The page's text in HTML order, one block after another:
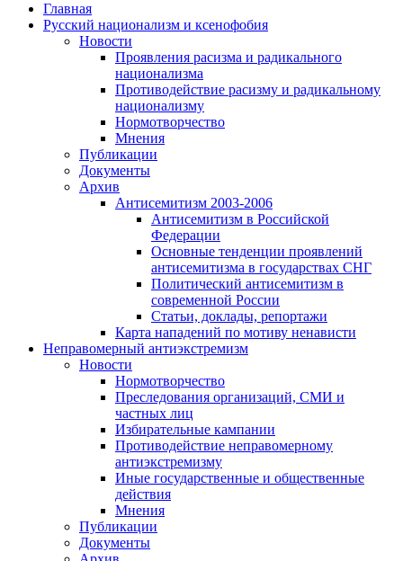
Главная
Русский национализм и ксенофобия
Новости
Проявления расизма и радикального
национализма
Противодействие расизму и радикальному
национализму
Нормотворчество
Мнения
Публикации
Документы
Архив
Антисемитизм 2003-2006
Антисемитизм в Российской
Федерации
Основные тенденции проявлений
антисемитизма в государствах СНГ
Политический антисемитизм в
современной России
Статьи, доклады, репортажи
Карта нападений по мотиву ненависти
Неправомерный антиэкстремизм
Новости
Нормотворчество
Преследования организаций, СМИ и
частных лиц
Избирательные кампании
Противодействие неправомерному
антиэкстремизму
Иные государственные и общественные
действия
Мнения
Публикации
Документы